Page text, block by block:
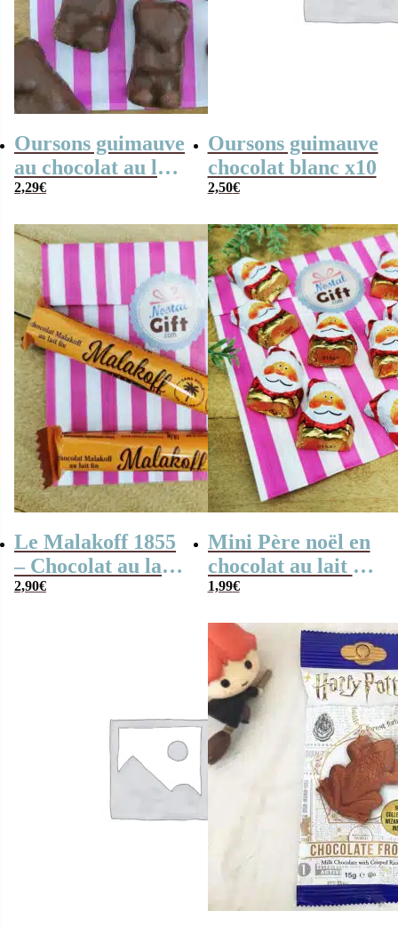
Oursons guimauve
au chocolat au lait
x 10
2,29€
Oursons guimauve
chocolat blanc x10
2,50€
Le Malakoff 1855
– Chocolat au lait
fin noisette x 2
2,90€
Mini Père noël en
chocolat au lait –
3×2 cm – Lot de
1,99€